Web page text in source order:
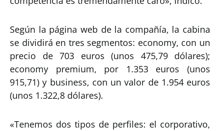
Según la página web de la compañía, la cabina
se dividirá en tres segmentos: economy, con un
precio de 703 euros (unos 475,79 dólares);
economy premium, por 1.353 euros (unos
915,71) y business, con un valor de 1.954 euros
(unos 1.322,8 dólares).
«Tenemos dos tipos de perfiles: el corporativo,